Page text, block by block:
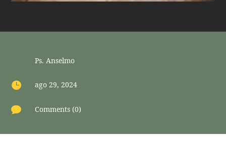
Ps. Anselmo
 ago 29, 2024
 Comments (0)